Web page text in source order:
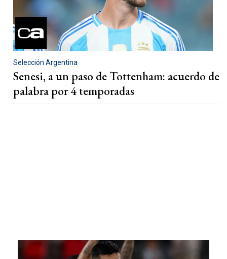
Selección Argentina
Senesi, a un paso de Tottenham: acuerdo de
palabra por 4 temporadas